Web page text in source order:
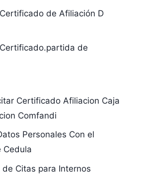
de Afiliación D
de
Certificado Afiliacion Caja
Comfandi
Personales Con el
Cedula
de Citas para Internos